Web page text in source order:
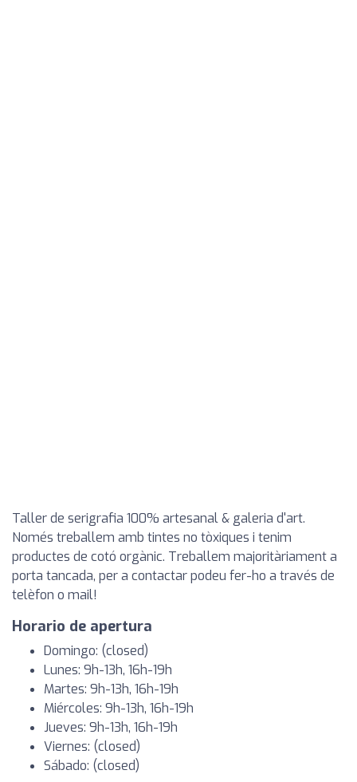
Taller de serigrafia 100% artesanal & galeria d'art.
Només treballem amb tintes no tòxiques i tenim
productes de cotó orgànic. Treballem majoritàriament a
porta tancada, per a contactar podeu fer-ho a través de
telèfon o mail!
Horario de apertura
Domingo: (closed)
Lunes: 9h-13h, 16h-19h
Martes: 9h-13h, 16h-19h
Miércoles: 9h-13h, 16h-19h
Jueves: 9h-13h, 16h-19h
Viernes: (closed)
Sábado: (closed)